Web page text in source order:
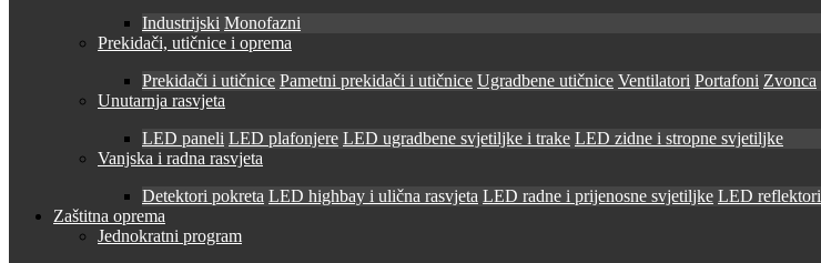
Industrijski Monofazni
Prekidači, utičnice i oprema
Prekidači i utičnice Pametni prekidači i utičnice Ugradbene utičnice Ventilatori Portafoni Zvonca
Unutarnja rasvjeta
LED paneli LED plafonjere LED ugradbene svjetiljke i trake LED zidne i stropne svjetiljke
Vanjska i radna rasvjeta
Detektori pokreta LED highbay i ulična rasvjeta LED radne i prijenosne svjetiljke LED reflektori
Zaštitna oprema
Jednokratni program